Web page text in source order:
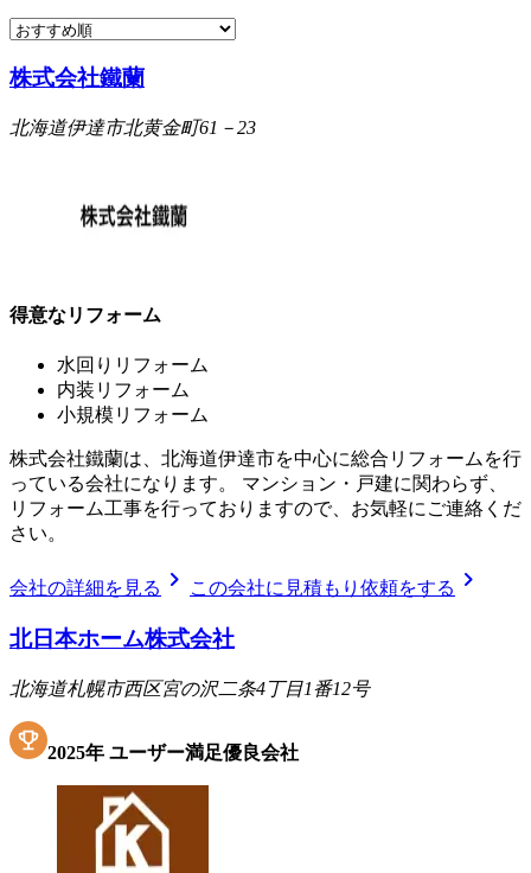
株式会社鐵蘭
北海道伊達市北黄金町61－23
得意なリフォーム
水回りリフォーム
内装リフォーム
小規模リフォーム
株式会社鐵蘭は、北海道伊達市を中心に総合リフォームを行
っている会社になります。 マンション・戸建に関わらず、
リフォーム工事を行っておりますので、お気軽にご連絡くだ
さい。
会社の詳細を見る chevron_right この会社に見積もり依頼をする chevron_right
北日本ホーム株式会社
北海道札幌市西区宮の沢二条4丁目1番12号
2025年 ユーザー満足優良会社